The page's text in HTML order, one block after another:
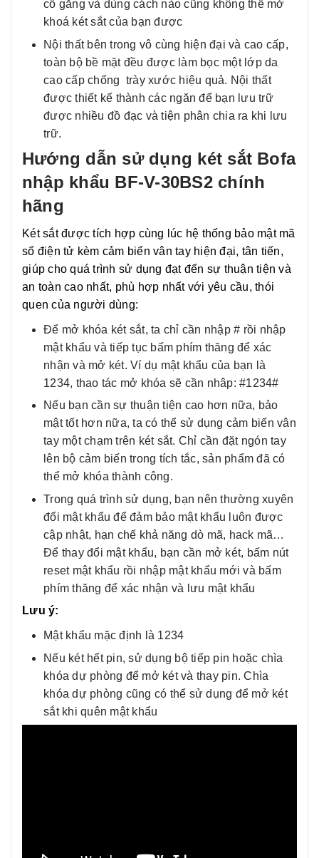
cố gắng và dùng cách nào cũng không thể mở
khoá két sắt của bạn được
Nội thất bên trong vô cùng hiện đại và cao cấp,
toàn bộ bề mặt đều được làm bọc một lớp da
cao cấp chống trày xước hiệu quả. Nội thất
được thiết kế thành các ngăn để bạn lưu trữ
được nhiều đồ đạc và tiện phân chia ra khi lưu
trữ.
Hướng dẫn sử dụng két sắt Bofa
nhập khẩu BF-V-30BS2 chính
hãng
Két sắt được tích hợp cùng lúc hệ thống bảo mật mã
số điện tử kèm cảm biến vân tay hiện đại, tân tiến,
giúp cho quá trình sử dụng đạt đến sự thuận tiện và
an toàn cao nhất, phù hợp nhất với yêu cầu, thói
quen của người dùng:
Để mở khóa két sắt, ta chỉ cần nhập # rồi nhập
mật khẩu và tiếp tục bấm phím thăng để xác
nhận và mở két. Ví dụ mật khẩu của bạn là
1234, thao tác mở khóa sẽ cần nhâp: #1234#
Nếu bạn cần sự thuận tiện cao hơn nữa, bảo
mật tốt hơn nữa, ta có thể sử dụng cảm biến vân
tay một chạm trên két sắt. Chỉ cần đặt ngón tay
lên bộ cảm biến trong tích tắc, sản phẩm đã có
thể mở khóa thành công.
Trong quá trình sử dụng, bạn nên thường xuyên
đổi mật khẩu để đảm bảo mật khẩu luôn được
cập nhật, hạn chế khả năng dò mã, hack mã…
Để thay đổi mật khẩu, bạn cần mở két, bấm nút
reset mật khẩu rồi nhập mật khẩu mới và bấm
phím thăng để xác nhận và lưu mật khẩu
Lưu ý:
Mật khẩu mặc định là 1234
Nếu két hết pin, sử dụng bộ tiếp pin hoặc chìa
khóa dự phòng để mở két và thay pin. Chìa
khóa dự phòng cũng có thể sử dụng để mở két
sắt khi quên mật khẩu